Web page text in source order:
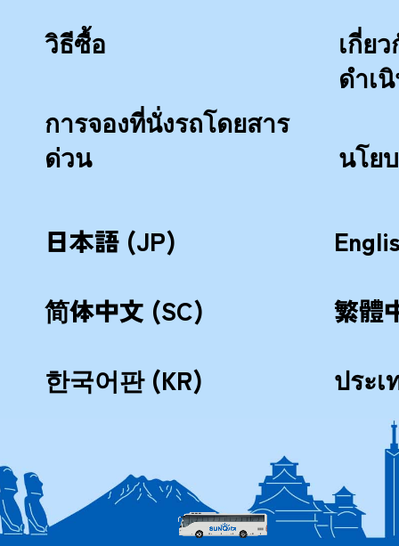
วิธีซื้อ
การจองที่นั่งรถโดยสาร
ด่วน
เกี่ย
ดำเ
นโย
日本語 (JP)
简体中文 (SC)
繁體
한국어판 (KR)
ประ